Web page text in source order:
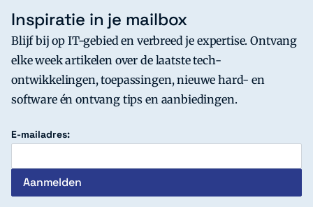
Inspiratie in je mailbox
Blijf bij op IT-gebied en verbreed je expertise. Ontvang
elke week artikelen over de laatste tech-
ontwikkelingen, toepassingen, nieuwe hard- en
software én ontvang tips en aanbiedingen.
E-mailadres: